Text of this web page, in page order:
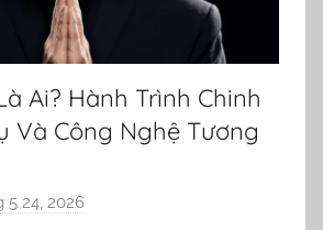
Ai? Hành Trình Chinh
Và Công Nghệ Tương
5 24, 2026